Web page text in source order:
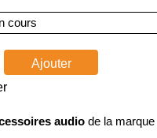
cours
Ajouter
audio de la marque